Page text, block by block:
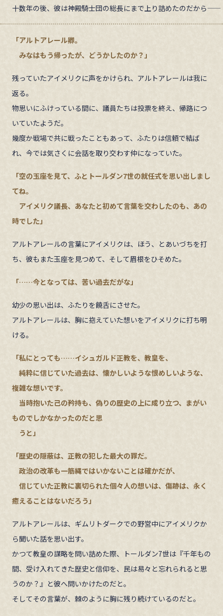
十数年の後、彼は神殿騎士団の総長にまで上り詰めたのだから――
「アルトアレール卿。
みなはもう帰ったが、どうかしたのか？」
残っていたアイメリクに声をかけられ、アルトアレールは我に
返る。
物思いにふけっている間に、議員たちは投票を終え、帰路につ
いていたようだ。
幾度か戦場で共に戦ったこともあって、ふたりは信頼で結ば
れ、今では気さくに会話を取り交わす仲になっていた。
「空の玉座を見て、ふとトールダン7世の就任式を思い出しまし
てね。
アイメリク議長、あなたと初めて言葉を交わしたのも、あの
時でした」
アルトアレールの言葉にアイメリクは、ほう、とあいづちを打
ち、彼もまた玉座を見つめて、そして眉根をひそめた。
「……今となっては、苦い過去だがな」
幼少の思い出は、ふたりを饒舌にさせた。
アルトアレールは、胸に抱えていた想いをアイメリクに打ち明
ける。
「私にとっても……イシュガルド正教を、教皇を、
純粋に信じていた過去は、懐かしいような恨めしいような、
複雑な想いです。
当時抱いた己の矜持も、偽りの歴史の上に成り立つ、まがい
ものでしかなかったのだと思
うと」
「歴史の隠蔽は、正教の犯した最大の罪だ。
政治の改革も一筋縄ではいかないことは確かだが、
信じていた正教に裏切られた個々人の想いは、傷跡は、永く
癒えることはないだろう」
アルトアレールは、ギムリトダークでの野営中にアイメリクか
ら聞いた話を思い出す。
かつて教皇の謀略を問い詰めた際、トールダン7世は『千年もの
間、受け入れてきた歴史と信仰を、民は易々と忘れられると思
うのか？』と彼へ問いかけたのだと。
そしてその言葉が、棘のように胸に残り続けているのだと。